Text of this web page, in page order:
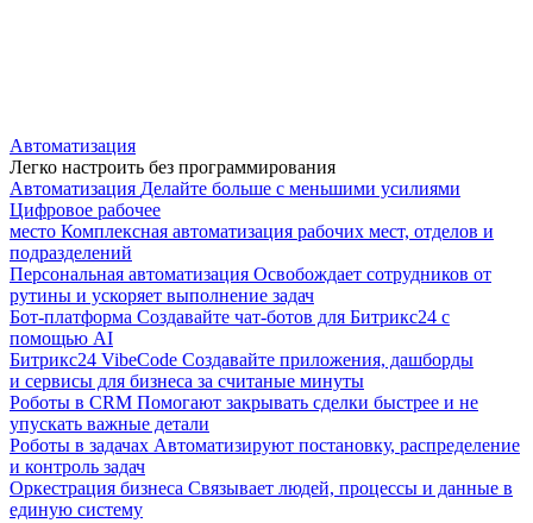
Автоматизация
Легко настроить без программирования
Автоматизация Делайте больше с меньшими усилиями
Цифровое рабочее
место Комплексная автоматизация рабочих мест, отделов и
подразделений
Персональная автоматизация Освобождает сотрудников от
рутины и ускоряет выполнение задач
Бот-платформа Создавайте чат-ботов для Битрикс24 с
помощью AI
Битрикс24 VibeCode Создавайте приложения, дашборды
и сервисы для бизнеса за считаные минуты
Роботы в CRM Помогают закрывать сделки быстрее и не
упускать важные детали
Роботы в задачах Автоматизируют постановку, распределение
и контроль задач
Оркестрация бизнеса Связывает людей, процессы и данные в
единую систему